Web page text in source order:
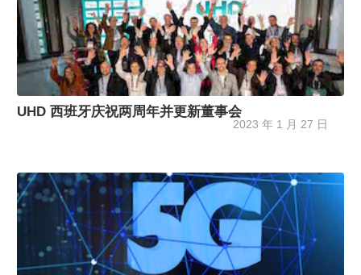
UHD 西班牙庆祝两周年并更新董事会
2023 年 1 月 27 日